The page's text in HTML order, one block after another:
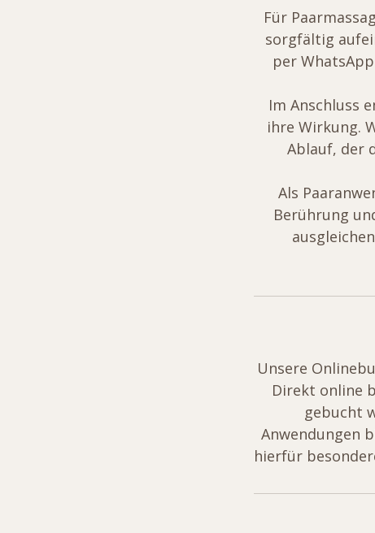
Für
sorgfältig
per
Im Anschluss
ihre Wirkung.
Ablauf, der
Als
Berührung
Unsere
Direkt online
gebucht
Anwendungen
hierfür